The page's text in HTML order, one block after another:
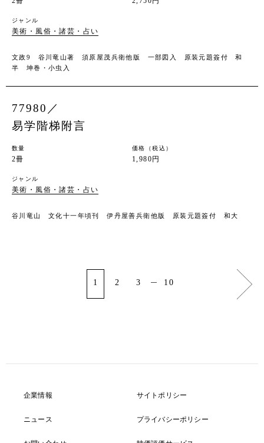
ジャンル
美術・風俗・諸芸・占い
文政9 谷川竜山著 須原屋茂兵衛他版 一部図入 原装元題簽付 和
半 坤巻・小虫入
77980／
易学階梯附言
数量
2冊
価格（税込）
1,980円
ジャンル
美術・風俗・諸芸・占い
谷川竜山 文化十一年頃刊 伊丹屋善兵衛他版 原装元題簽付 和大
1 2 3 10
企業情報
ニュース
サイトポリシー
プライバシーポリシー